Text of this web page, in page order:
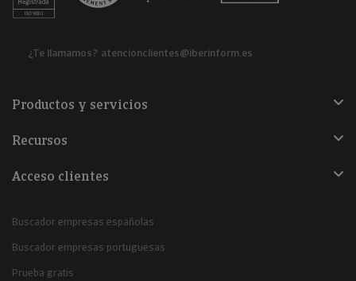
¿Te llamamos? atencionclientes@iberinform.es
Productos y servicios
Recursos
Acceso clientes
Buscador empresas españolas
Buscador empresas portuguesas
Prueba gratis